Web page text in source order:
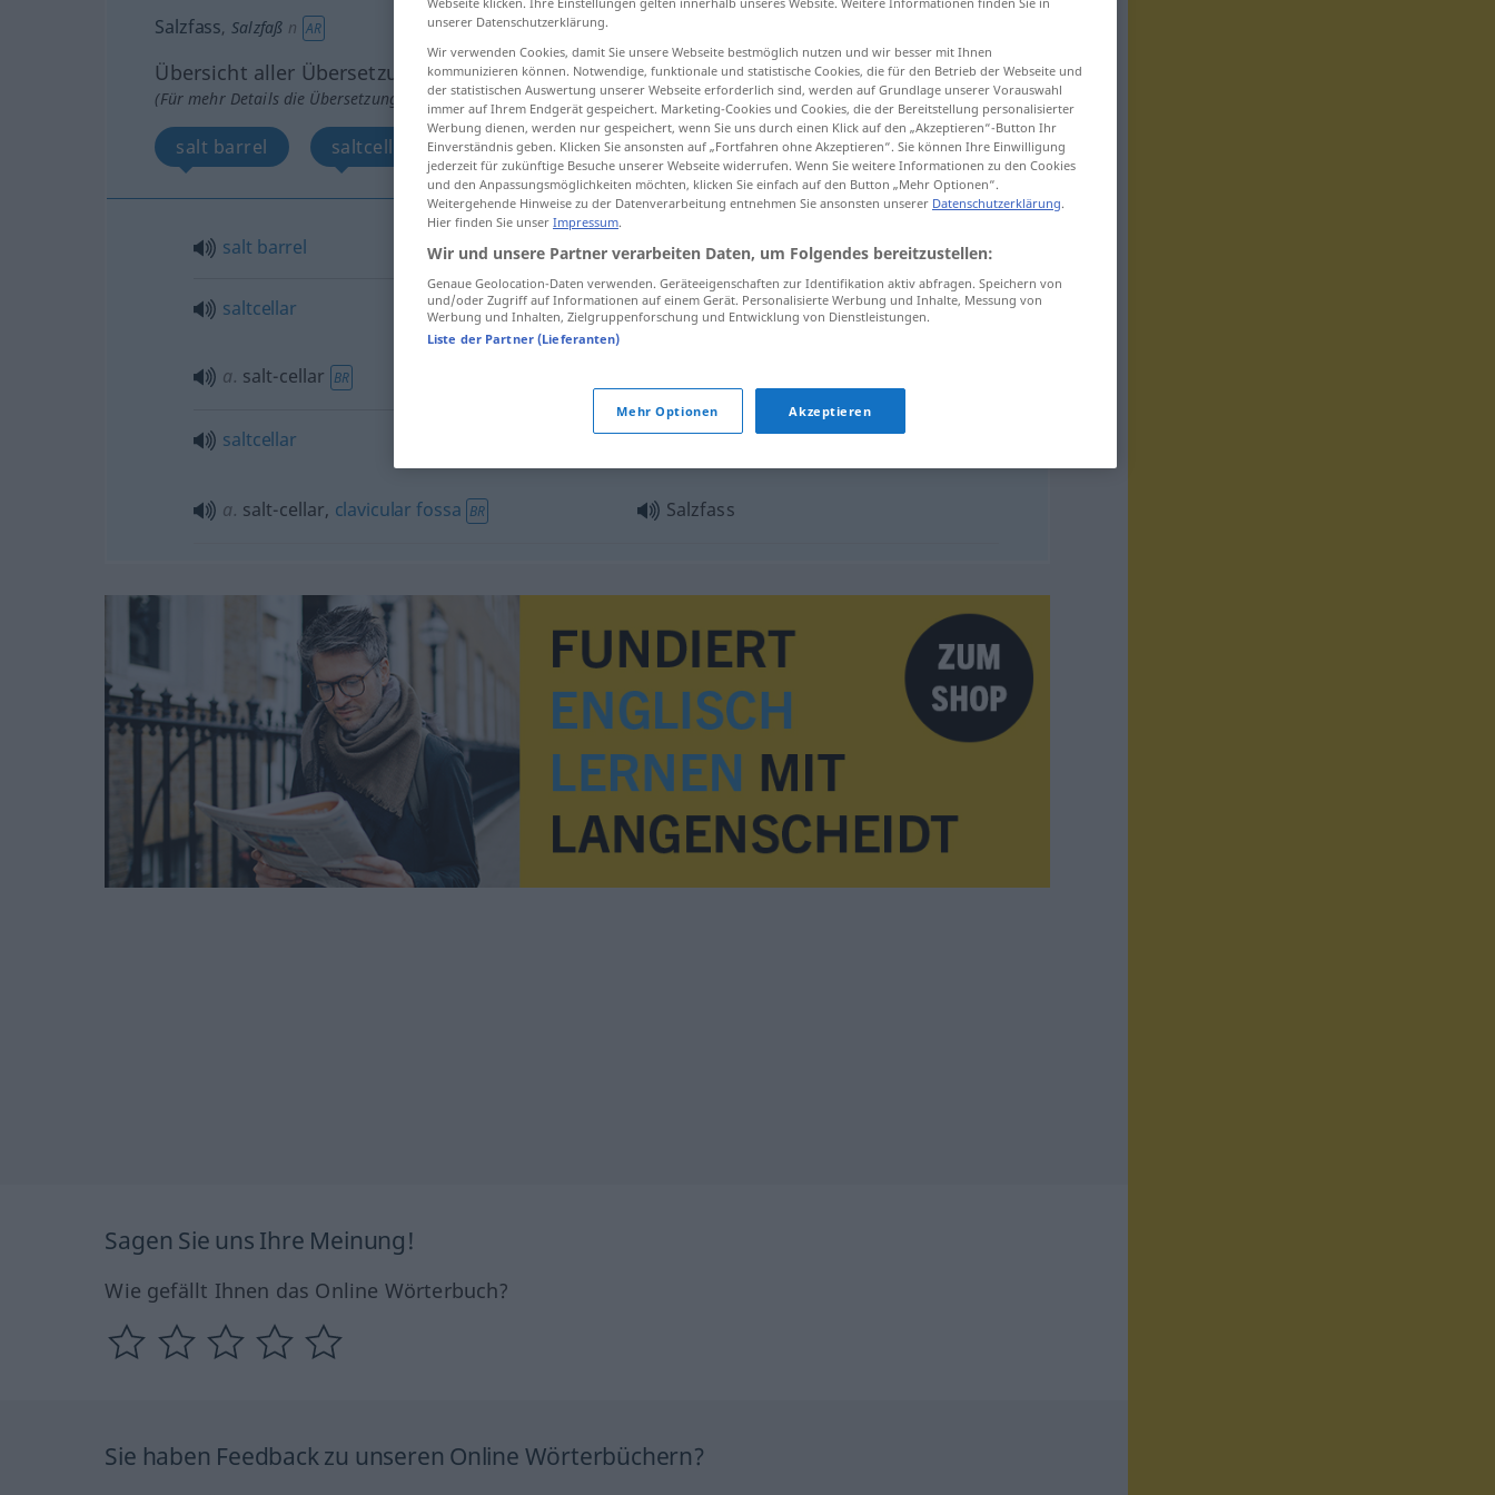
Salzfass, Salzfaß n AR
Übersicht aller Übersetzungen
(Für mehr Details die Übersetzung anklicken/antippen)
salt barrel saltcellar, salt-cellar saltcellar, salt-cellar, clavicular fossa
salt barrel Salzfassgroßes
saltcellar Salzfass auf dem Tisch
a. salt-cellar BR
saltcellar Salzfass
a. salt-cellar, clavicular fossa BR Salzfass
Sagen Sie uns Ihre Meinung!
Wie gefällt Ihnen das Online Wörterbuch?
Sie haben Feedback zu unseren Online Wörterbüchern?
unserer Datenschutzerklärung.
Wir verwenden Cookies, damit Sie unsere Webseite bestmöglich nutzen und wir besser mit Ihnen
kommunizieren können. Notwendige, funktionale und statistische Cookies, die für den Betrieb der Webseite und
der statistischen Auswertung unserer Webseite erforderlich sind, werden auf Grundlage unserer Vorauswahl
immer auf Ihrem Endgerät gespeichert. Marketing-Cookies und Cookies, die der Bereitstellung personalisierter
Werbung dienen, werden nur gespeichert, wenn Sie uns durch einen Klick auf den „Akzeptieren“-Button Ihr
Einverständnis geben. Klicken Sie ansonsten auf „Fortfahren ohne Akzeptieren“. Sie können Ihre Einwilligung
jederzeit für zukünftige Besuche unserer Webseite widerrufen. Wenn Sie weitere Informationen zu den Cookies
und den Anpassungsmöglichkeiten möchten, klicken Sie einfach auf den Button „Mehr Optionen“.
Weitergehende Hinweise zu der Datenverarbeitung entnehmen Sie ansonsten unserer Datenschutzerklärung.
Hier finden Sie unser Impressum.
Wir und unsere Partner verarbeiten Daten, um Folgendes bereitzustellen:
Genaue Geolocation-Daten verwenden. Geräteeigenschaften zur Identifikation aktiv abfragen. Speichern von
und/oder Zugriff auf Informationen auf einem Gerät. Personalisierte Werbung und Inhalte, Messung von
Werbung und Inhalten, Zielgruppenforschung und Entwicklung von Dienstleistungen.
Liste der Partner (Lieferanten)
Mehr Optionen Akzeptieren